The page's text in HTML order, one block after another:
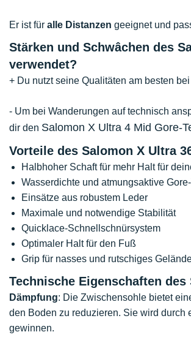
Er ist für alle Distanzen geeignet und
Stärken und Schwâchen des
verwendet?
+ Du nutzt seine Qualitäten am besten
- Um bei Wanderungen auf technisch
dir den Salomon X Ultra 4 Mid Gore-
Vorteile des Salomon X Ultra
Halbhoher Schaft für mehr Halt für
Wasserdichte und atmungsaktive
Einsätze aus robustem Leder
Maximale und notwendige Stabilität
Quicklace-Schnellschnürsystem
Optimaler Halt für den Fuß
Grip für nasses und rutschiges
Technische Eigenschaften
Dämpfung: Die Zwischensohle bietet
den Boden zu reduzieren. Sie wird durch
gewinnen.